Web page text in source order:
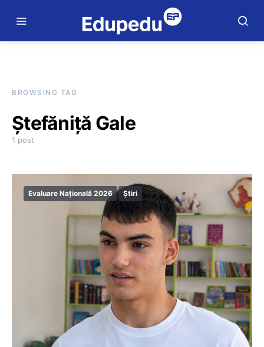
BROWSING TAG
Ştefăniţă Gale
1 post
Evaluare Națională 2026 Știri